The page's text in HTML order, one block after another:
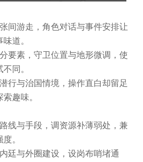
间游走，角色对话与事件安排让
道。
要素，守卫位置与地形微调，使
同。
行与治国情境，操作直白却留足
趣味。
线与手段，调资源补薄弱处，兼
。
廷与外圈建设，设岗布哨堵通